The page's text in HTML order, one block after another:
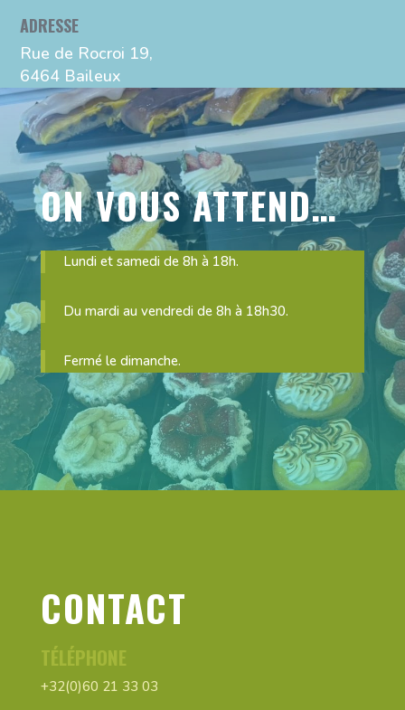
ADRESSE
Rue de Rocroi 19,
6464 Baileux
ON VOUS ATTEND…
Lundi et samedi de 8h à 18h.
Du mardi au vendredi de 8h à 18h30.
Fermé le dimanche.
CONTACT
TÉLÉPHONE
+32(0)60 21 33 03